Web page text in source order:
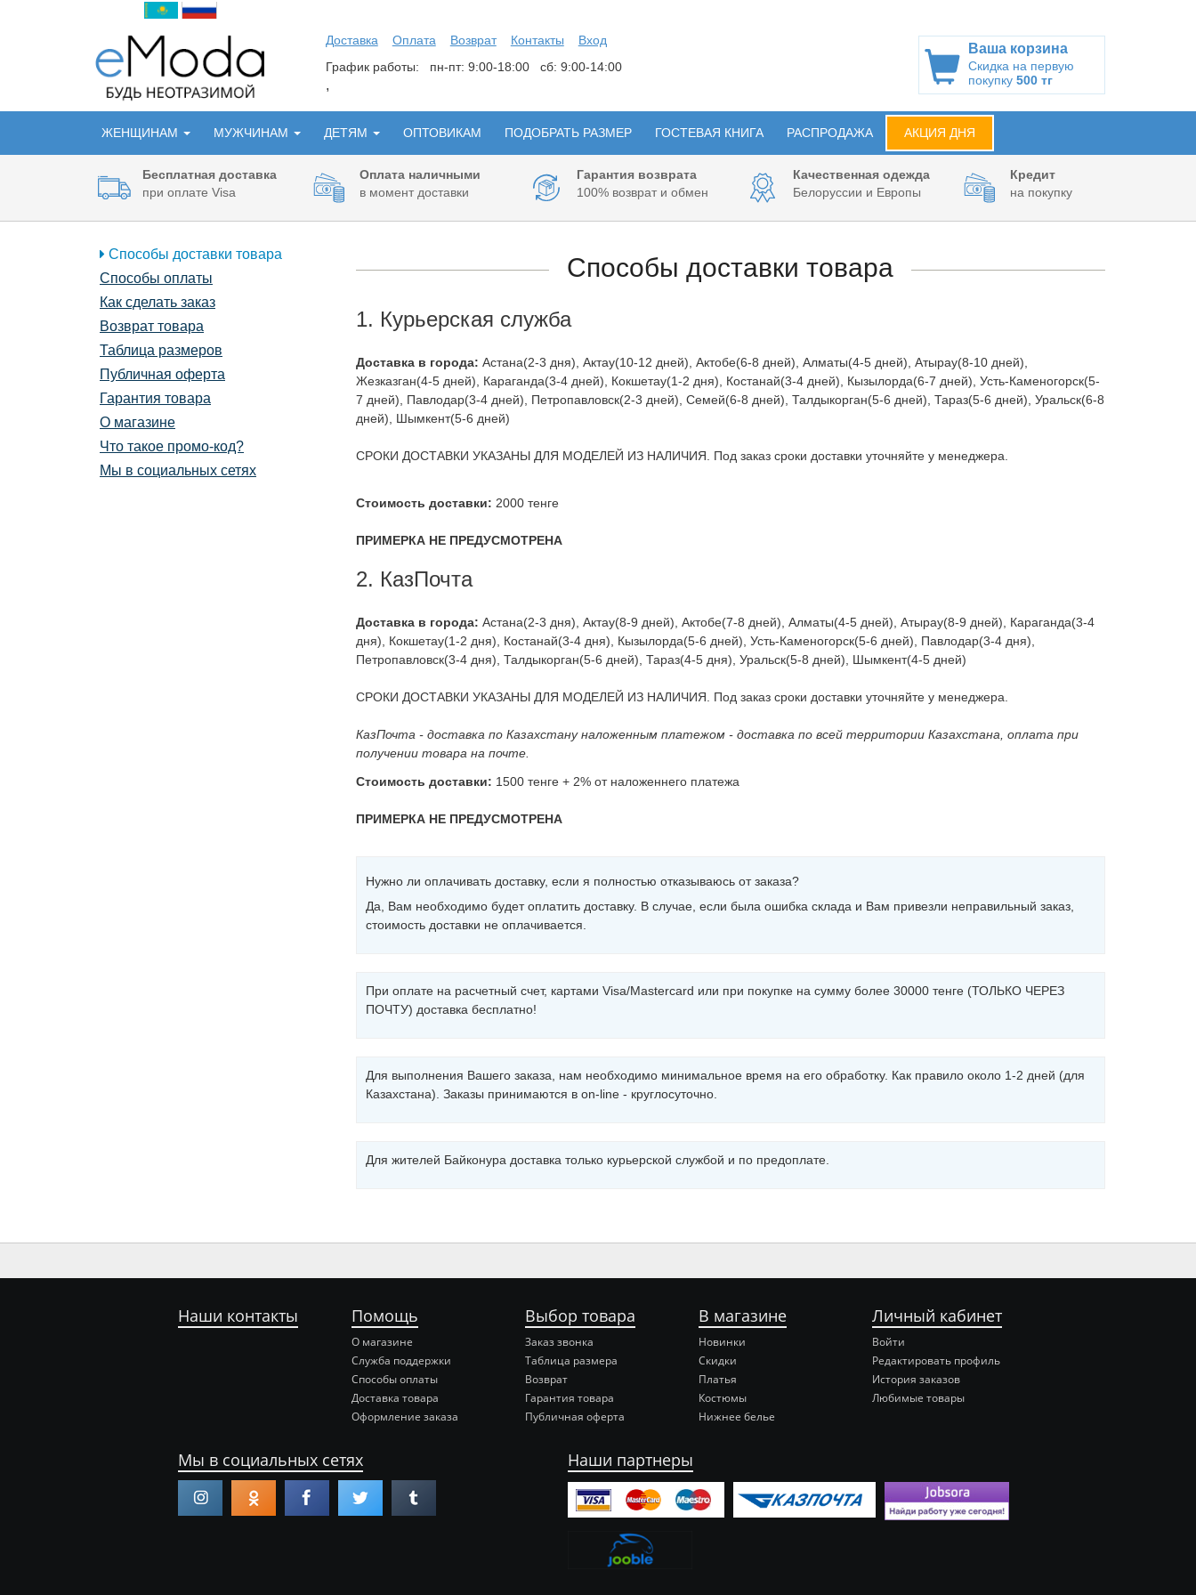
Доставка Оплата Возврат Контакты
Вход
График работы: пн-пт: 9:00-18:00 сб: 9:00-14:00
,
Ваша корзина
Скидка на первую
покупку 500 тг
ЖЕНЩИНАМ МУЖЧИНАМ ДЕТЯМ ОПТОВИКАМ ПОДОБРАТЬ РАЗМЕР ГОСТЕВАЯ КНИГА РАСПРОДАЖА АКЦИЯ ДНЯ
Бесплатная доставка
при оплате Visa
Оплата наличными
в момент доставки
Гарантия возврата
100% возврат и обмен
Качественная одежда
Белоруссии и Европы
Кредит
на покупку
Способы доставки товара
Способы оплаты
Как сделать заказ
Возврат товара
Таблица размеров
Публичная оферта
Гарантия товара
О магазине
Что такое промо-код?
Мы в социальных сетях
Способы доставки товара
1. Курьерская служба
Доставка в города: Астана(2-3 дня), Актау(10-12 дней), Актобе(6-8 дней), Алматы(4-5 дней), Атырау(8-10 дней),
Жезказган(4-5 дней), Караганда(3-4 дней), Кокшетау(1-2 дня), Костанай(3-4 дней), Кызылорда(6-7 дней), Усть-Каменогорск(5-
7 дней), Павлодар(3-4 дней), Петропавловск(2-3 дней), Семей(6-8 дней), Талдыкорган(5-6 дней), Тараз(5-6 дней), Уральск(6-8
дней), Шымкент(5-6 дней)
СРОКИ ДОСТАВКИ УКАЗАНЫ ДЛЯ МОДЕЛЕЙ ИЗ НАЛИЧИЯ. Под заказ сроки доставки уточняйте у менеджера.
Стоимость доставки: 2000 тенге
ПРИМЕРКА НЕ ПРЕДУСМОТРЕНА
2. КазПочта
Доставка в города: Астана(2-3 дня), Актау(8-9 дней), Актобе(7-8 дней), Алматы(4-5 дней), Атырау(8-9 дней), Караганда(3-4
дня), Кокшетау(1-2 дня), Костанай(3-4 дня), Кызылорда(5-6 дней), Усть-Каменогорск(5-6 дней), Павлодар(3-4 дня),
Петропавловск(3-4 дня), Талдыкорган(5-6 дней), Тараз(4-5 дня), Уральск(5-8 дней), Шымкент(4-5 дней)
СРОКИ ДОСТАВКИ УКАЗАНЫ ДЛЯ МОДЕЛЕЙ ИЗ НАЛИЧИЯ. Под заказ сроки доставки уточняйте у менеджера.
КазПочта - доставка по Казахстану наложенным платежом - доставка по всей территории Казахстана, оплата при
получении товара на почте.
Стоимость доставки: 1500 тенге + 2% от наложеннего платежа
ПРИМЕРКА НЕ ПРЕДУСМОТРЕНА
Нужно ли оплачивать доставку, если я полностью отказываюсь от заказа?
Да, Вам необходимо будет оплатить доставку. В случае, если была ошибка склада и Вам привезли неправильный заказ,
стоимость доставки не оплачивается.
При оплате на расчетный счет, картами Visa/Mastercard или при покупке на сумму более 30000 тенге (ТОЛЬКО ЧЕРЕЗ
ПОЧТУ) доставка бесплатно!
Для выполнения Вашего заказа, нам необходимо минимальное время на его обработку. Как правило около 1-2 дней (для
Казахстана). Заказы принимаются в on-line - круглосуточно.
Для жителей Байконура доставка только курьерской службой и по предоплате.
Наши контакты Помощь
О магазине
Служба поддержки
Способы оплаты
Доставка товара
Оформление заказа
Выбор товара
Заказ звонка
Таблица размера
Возврат
Гарантия товара
Публичная оферта
В магазине
Новинки
Скидки
Платья
Костюмы
Нижнее белье
Личный кабинет
Войти
Редактировать профиль
История заказов
Любимые товары
Мы в социальных сетях Наши партнеры